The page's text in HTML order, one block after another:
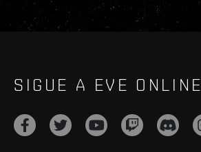
SIGUE A EVE ONLINE